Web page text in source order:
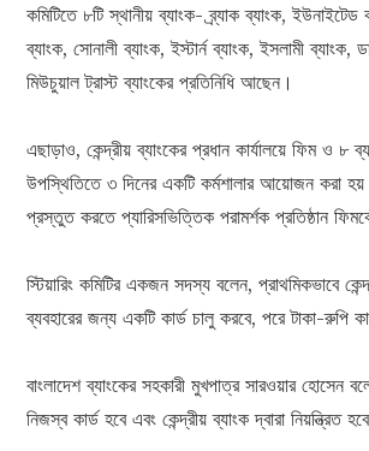
কমিটিতে ৮টি স্থানীয় ব্যাংক- ব্র্যাক ব্যাংক, ইউনাইটেড
ব্যাংক, সোনালী ব্যাংক, ইস্টার্ন ব্যাংক, ইসলামী ব্যাংক,
মিউচুয়াল ট্রাস্ট ব্যাংকের প্রতিনিধি আছেন।
এছাড়াও, কেন্দ্রীয় ব্যাংকের প্রধান কার্যালয়ে ফিম ও ৮
উপস্থিতিতে ৩ দিনের একটি কর্মশালার আয়োজন করা
প্রস্তুত করতে প্যারিসভিত্তিক পরামর্শক প্রতিষ্ঠান
স্টিয়ারিং কমিটির একজন সদস্য বলেন, প্রাথমিকভাবে
ব্যবহারের জন্য একটি কার্ড চালু করবে, পরে টাকা-রুপি
বাংলাদেশ ব্যাংকের সহকারী মুখপাত্র সারওয়ার হোসেন
নিজস্ব কার্ড হবে এবং কেন্দ্রীয় ব্যাংক দ্বারা নিয়ন্ত্রিত